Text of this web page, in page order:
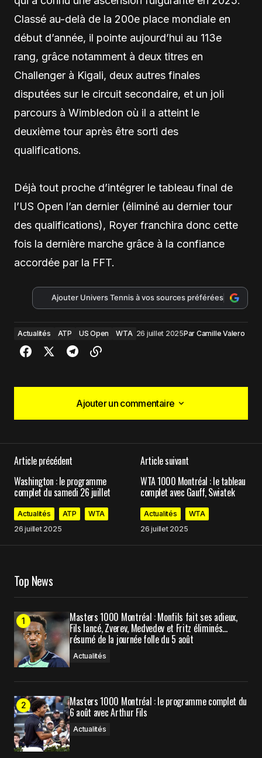
Classé au-delà de la 200e place mondiale en
début d’année, il pointe aujourd’hui au 113e
rang, grâce notamment à deux titres en
Challenger à Kigali, deux autres finales
disputées sur le circuit secondaire, et un joli
parcours à Wimbledon où il a atteint le
deuxième tour après être sorti des
qualifications.
Déjà tout proche d’intégrer le tableau final de
l’US Open l’an dernier (éliminé au dernier tour
des qualifications), Royer franchira donc cette
fois la dernière marche grâce à la confiance
accordée par la FFT.
Ajouter Univers Tennis à vos sources préférées
Actualités ATP US Open WTA 26 juillet 2025Par Camille Valero
Ajouter un commentaire
Ajouter un commentaire
champs obligatoires sont indiqués avec*
Comment*
Your Name
Your E-mail*
Enregistrer mon nom, mon e-mail et mon site
dans le navigateur pour mon prochain
Prévenez-moi de tous les nouveaux commentaires
par e-mail.
Article précédent
Washington : le programme
complet du samedi 26 juillet
Actualités ATP
WTA
26 juillet 2025
Article suivant
WTA 1000 Montréal : le tableau
complet avec Gauff, Swiatek
Actualités
WTA
26 juillet 2025
Top News
Masters 1000 Montréal : Monfils fait ses adieux,
Fils lancé, Zverev, Medvedev et Fritz éliminés…
résumé de la journée folle du 5 août
Actualités
Masters 1000 Montréal : le programme complet du
6 août avec Arthur Fils
Actualités